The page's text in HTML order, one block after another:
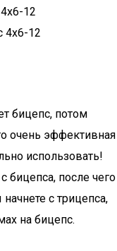
12
4х6-12
бицепс, потом
очень эффективная
использовать!
бицепса, после чего
с трицепса,
на бицепс.